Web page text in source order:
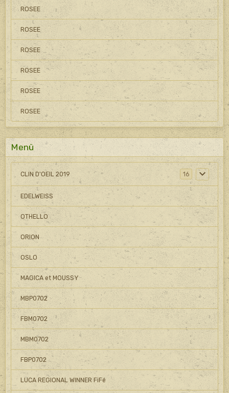
ROSEE
ROSEE
ROSEE
ROSEE
ROSEE
ROSEE
Menü
CLIN D'OEIL 2019 16
EDELWEISS
OTHELLO
ORION
OSLO
MAGICA et MOUSSY
MBP0702
FBM0702
MBM0702
FBP0702
LUCA REGIONAL WINNER FiFé